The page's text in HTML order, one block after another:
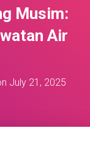
Musim:
Air
July 21, 2025